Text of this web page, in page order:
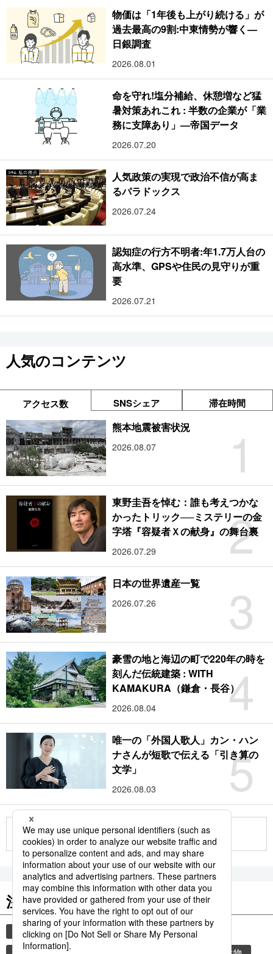
物価は「1年後も上がり続ける」が
過去最高の9割:中東情勢が響く―
日銀調査
2026.08.01
命を守れ!塩分補給、休憩増など猛
暑対策あれこれ : 半数の企業が「業
務に支障あり」―帝国データ
2026.07.20
人気政策の実現で政治不信が高ま
るパラドックス
2026.07.24
認知症の行方不明者:年1.7万人台の
高水準、GPSや住民の見守りが重
要
2026.07.21
人気のコンテンツ
アクセス数 SNSシェア 滞在時間
1
熊本地震被害状況
2026.08.07
2
東野圭吾を悼む：誰も考えつかな
かったトリック──ミステリーの金
字塔『容疑者Ｘの献身』の舞台裏
2026.07.29
3
日本の世界遺産一覧
2026.07.26
4
豪雪の地と海辺の町で220年の時を
刻んだ伝統建築 : WITH
KAMAKURA（鎌倉・長谷）
2026.08.04
5
唯一の「外国人歌人」カン・ハン
ナさんが短歌で伝える「引き算の
文学」
2026.08.03
もっと見る
注目のキーワード
共同通信ニュース 時事通信ニュース
観光